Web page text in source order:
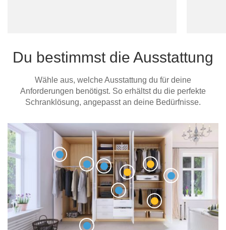
Du bestimmst die Ausstattung
Wähle aus, welche Ausstattung du für deine
Anforderungen benötigst. So erhältst du die perfekte
Schranklösung, angepasst an deine Bedürfnisse.